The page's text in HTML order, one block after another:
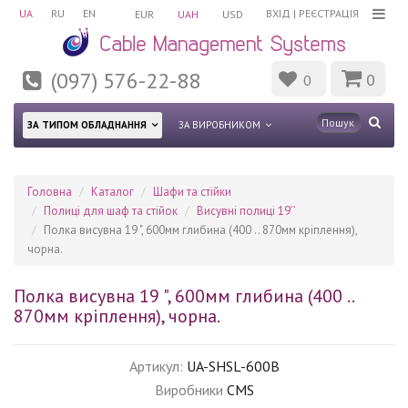
UA RU EN ВХІД | РЕЄСТРАЦІЯ
EUR UAH USD
(097) 576-22-88 0 0
ЗА ТИПОМ ОБЛАДНАННЯ ЗА ВИРОБНИКОМ
Головна Каталог
Шафи та стійки
Полиці для шаф та стійок
Висувні полиці 19’’
Полка висувна 19 ", 600мм глибина (400 .. 870мм кріплення),
чорна.
Полка висувна 19 ", 600мм глибина (400 ..
870мм кріплення), чорна.
Артикул: UA-SHSL-600B
Виробники CMS